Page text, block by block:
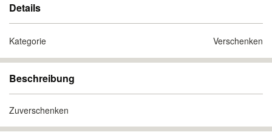
Details
Kategorie Verschenken
Beschreibung
Zuverschenken